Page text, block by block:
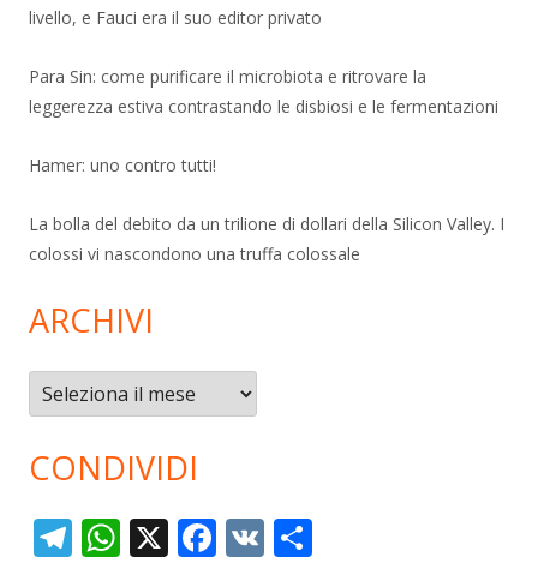
livello, e Fauci era il suo editor privato
Para Sin: come purificare il microbiota e ritrovare la
leggerezza estiva contrastando le disbiosi e le fermentazioni
Hamer: uno contro tutti!
La bolla del debito da un trilione di dollari della Silicon Valley. I
colossi vi nascondono una truffa colossale
ARCHIVI
Archivi
CONDIVIDI
T W X F V